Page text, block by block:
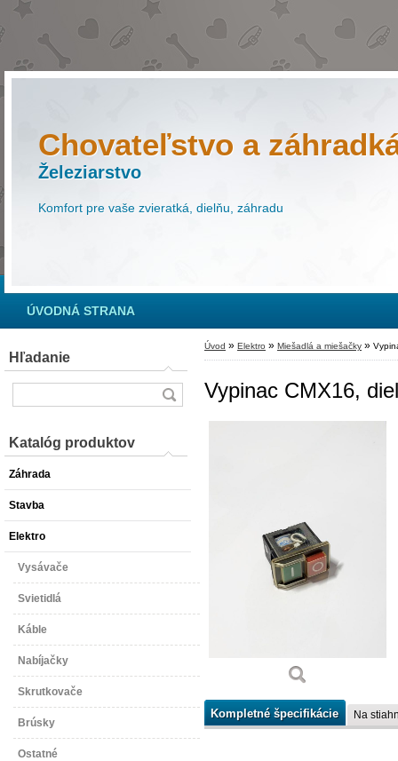
Chovateľstvo a
Železiarstvo
Komfort pre vaše zvieratká, dielňu, záhradu
ÚVODNÁ STRANA
Hľadanie
Katalóg produktov
Záhrada
Stavba
Elektro
Vysávače
Svietidlá
Káble
Nabíjačky
Skrutkovače
Brúsky
Ostatné
Úvod » Elektro » Miešadlá a miešačky »
Vypinac CMX16,
Kompletné špecifikácie Na